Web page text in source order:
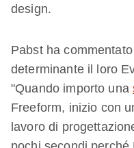
design.
Pabst ha
determinante il loro
"Quando importo una
Freeform, inizio con
lavoro di